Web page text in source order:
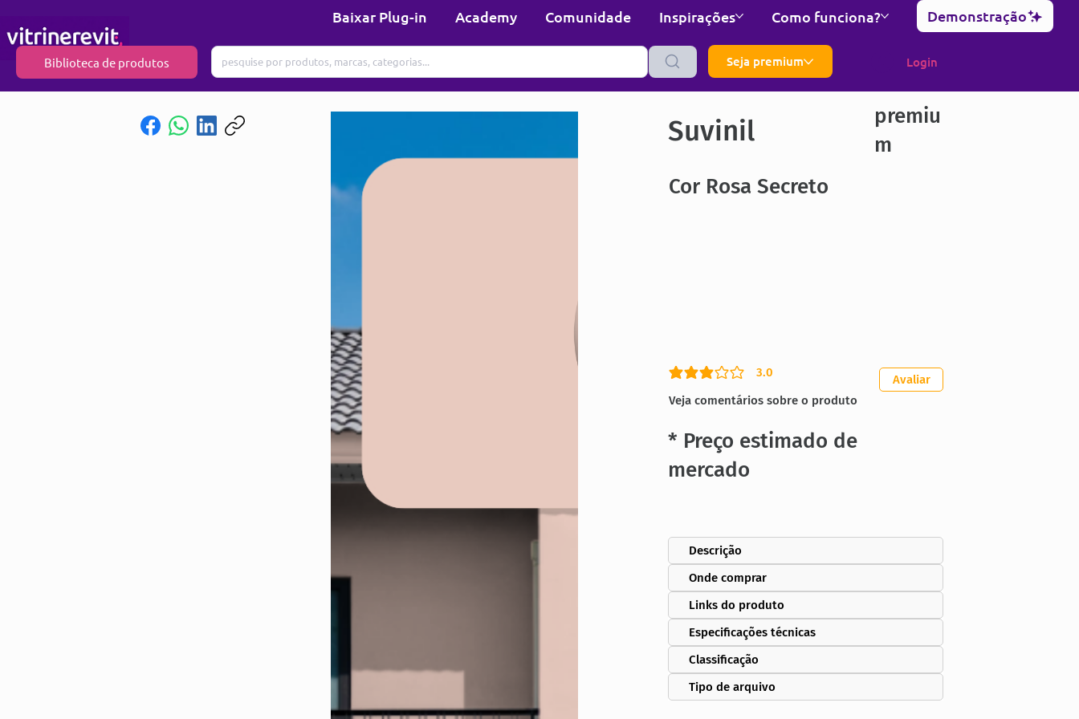
Baixar Plug-in Academy Comunidade Inspirações Como funciona? Demonstração
Biblioteca de produtos Seja premium Login
Suvinil
premiu
m
Cor Rosa Secreto
3.0
classificação média é 3 de 5
Veja comentários sobre o produto
Avaliar
* Preço estimado de
mercado
Descrição
Onde comprar
Links do produto
Especificações técnicas
Classificação
Tipo de arquivo